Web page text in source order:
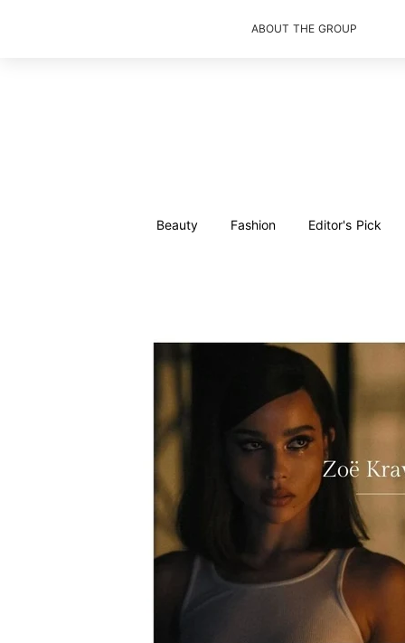
ABOUT THE GROUP
Beauty Fashion Editor's Pick